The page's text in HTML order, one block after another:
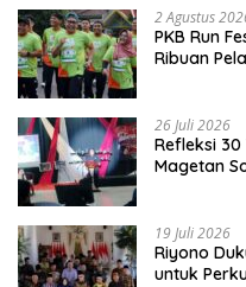
2 Agustus
PKB Run
Ribuan
26 Juli 2026
Refleksi 30
Magetan
19 Juli 2026
Riyono
untuk